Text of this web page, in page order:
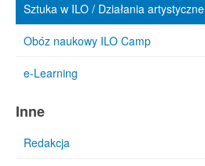
Sztuka w ILO / Działania artystyczne
Obóz naukowy ILO Camp
e-Learning
Inne
Redakcja